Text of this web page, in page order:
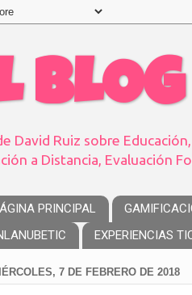
David Ruiz sobre
a Distancia, Evaluación
PRINCIPAL
EXPERIENCIAS
7 DE FEBRERO DE 2018